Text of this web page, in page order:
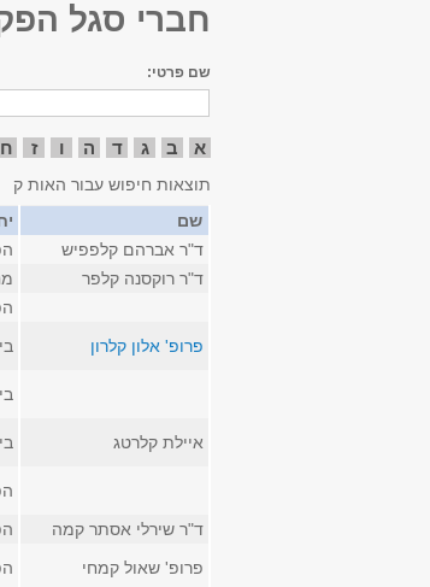
חברי סגל
שם פרטי:
א ב ג ד ה ו ז ח
תוצאות חיפוש עבור האות ק
שם
ד"ר אברהם קלפפיש
ד"ר רוקסנה קלפר
פרופ' אלון קלרון
איילת קלרטג
ד"ר שירלי אסתר קמה
פרופ' שאול קמחי